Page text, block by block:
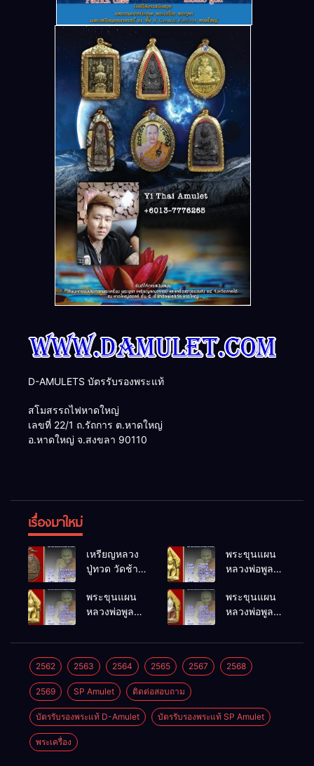
D-AMULETS บัตรรับรองพระแท้
สโมสรรถไฟหาดใหญ่
เลขที่ 22/1 ถ.รัถการ ต.หาดใหญ่
อ.หาดใหญ่ จ.สงขลา 90110
เรื่องมาใหม่
เหรียญหลวง
ปู่ทวด วัดช้าง
พระขุนแผน
หลวงพ่อพูล
พ.ศ.2548
พระขุนแผน
หลวงพ่อพูล
พ.ศ.2548
พระขุนแผน
หลวงพ่อพูล
พ.ศ.2548
2562 2563 2564 2565 2567 2568
2569 SP Amulet ติดต่อสอบถาม
บัตรรับรองพระแท้ D-Amulet บัตรรับรองพระแท้ SP Amulet
พระเครื่อง